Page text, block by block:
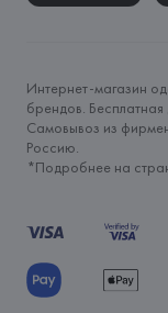
Интернет-магазин
брендов.
Самовывоз из
Россию.
*Подробнее на